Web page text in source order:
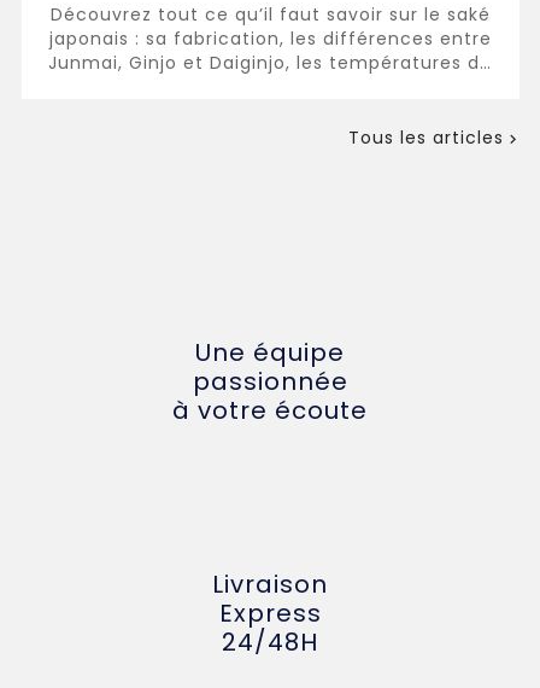
Découvrez tout ce qu’il faut savoir sur le saké
japonais : sa fabrication, les différences entre
Junmai, Ginjo et Daiginjo, les températures de
Tous les articles 
Une équipe
passionnée
à votre écoute
Livraison
Express
24/48H